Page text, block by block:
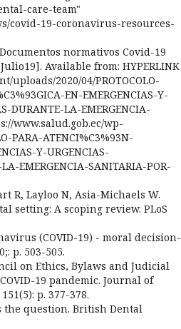
care-team"
covid-19-coronavirus-resources-
normativos Covid-19
Available from: HYPERLINK
2020/04/PROTOCOLO-
EN-EMERGENCIAS-Y-
DURANTE-LA-EMERGENCIA-
www.salud.gob.ec/wp-
PARA-ATENCI%C3%93N-
Y-URGENCIAS-
EMERGENCIA-SANITARIA-POR-
R, Layloo N, Asia-Michaels W.
setting: A scoping review. PLoS
(COVID-19) - moral decision-
p. 503-505.
on Ethics, Bylaws and Judicial
19 pandemic. Journal of
p. 377-378.
the question. British Dental